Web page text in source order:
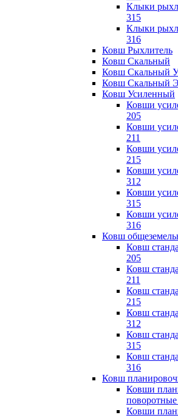
Клыки
315
Клыки
316
Ковш Рыхлитель
Ковш Скальный
Ковш Скальный
Ковш Скальный
Ковш Усиленный
Ковши
205
Ковши
211
Ковши
215
Ковши
312
Ковши
315
Ковши
316
Ковш
Ковш
205
Ковш
211
Ковш
215
Ковш
312
Ковш
315
Ковш
316
Ковш
Ковши
Ковши